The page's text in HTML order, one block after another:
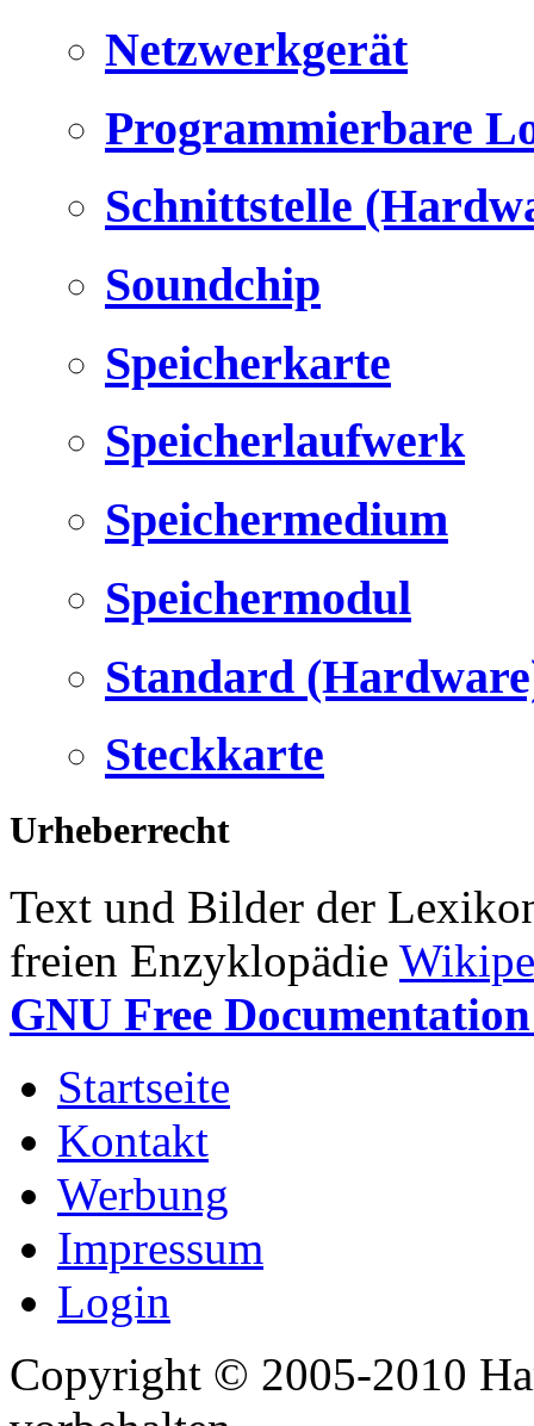
Netzwerkgerät
Programmierbare
Schnittstelle
Soundchip
Speicherkarte
Speicherlaufwerk
Speichermedium
Speichermodul
Standard
Steckkarte
Urheberrecht
Text und Bilder der
freien Enzyklopädie
GNU Free
Startseite
Kontakt
Werbung
Impressum
Login
Copyright © 2005-2010